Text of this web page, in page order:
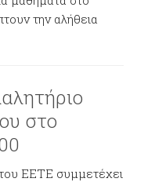
την αλήθεια
στο
ΕΕΤΕ συμμετέχει